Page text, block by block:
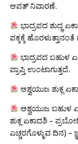
ಆಪತ್ ನಿವಾರಣೆ.
ಭಾದ್ರಪದ ಶುದ್ಧ
ಪಕ್ಕಕ್ಕೆ
ಭಾದ್ರಪದ ಬಹುಳ
ಪ್ರಾಪ್ತಿ ಉಂಟಾಗುತ್ತದೆ.
ಆಶ್ವಯುಜ ಶುಕ್ಲ
ಆಶ್ವಯುಜ ಬಹುಳ
ಶುಕ್ಲ ಏಕಾದಶಿ –
ಎಚ್ಚರಗೊಳ್ಳುವ ದಿನ) –